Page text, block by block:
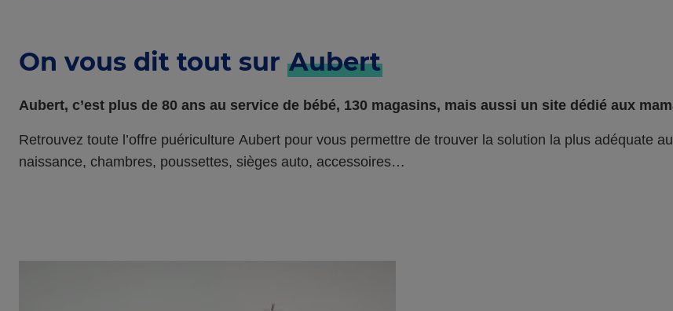
On vous dit tout sur Aubert
Aubert, c’est plus de 80 ans au service de bébé, 130 magasins, mais aussi un site dédié aux
Retrouvez toute l’offre puériculture Aubert pour vous permettre de trouver la solution la plus adéquate
naissance, chambres, poussettes, sièges auto, accessoires…